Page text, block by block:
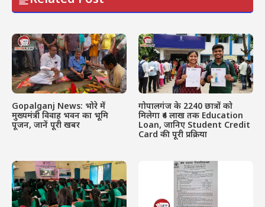
Gopalganj News: भोरे में
मुख्यमंत्री विवाह भवन का भूमि
पूजन, जानें पूरी खबर
गोपालगंज के 2240 छात्रों को
मिलेगा ₹4 लाख तक Education
Loan, जानिए Student Credit
Card की पूरी प्रक्रिया